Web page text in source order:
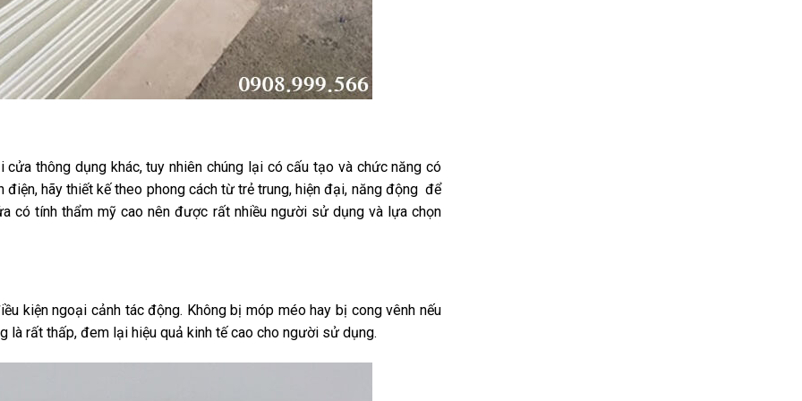
thông dụng khác, tuy nhiên chúng lại có cấu tạo và chức năng có
điện, hãy thiết kế theo phong cách từ trẻ trung, hiện đại, năng động để
có tính thẩm mỹ cao nên được rất nhiều người sử dụng và lựa chọn
kiện ngoại cảnh tác động. Không bị móp méo hay bị cong vênh nếu
là rất thấp, đem lại hiệu quả kinh tế cao cho người sử dụng.